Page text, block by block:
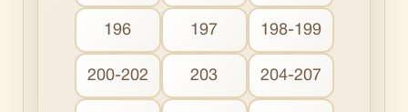
196 197 198-199
200-202 203 204-207